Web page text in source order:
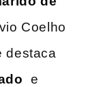
Coelho
destaca
⁢ e